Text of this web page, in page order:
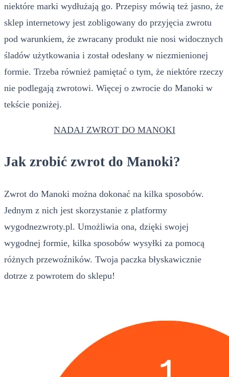
niektóre marki wydłużają go. Przepisy mówią też jasno, że
sklep internetowy jest zobligowany do przyjęcia zwrotu
pod warunkiem, że zwracany produkt nie nosi widocznych
śladów użytkowania i został odesłany w niezmienionej
formie. Trzeba również pamiętać o tym, że niektóre rzeczy
nie podlegają zwrotowi. Więcej o zwrocie do Manoki w
tekście poniżej.
NADAJ ZWROT DO MANOKI
Jak zrobić zwrot do Manoki?
Zwrot do Manoki można dokonać na kilka sposobów.
Jednym z nich jest skorzystanie z platformy
wygodnezwroty.pl. Umożliwia ona, dzięki swojej
wygodnej formie, kilka sposobów wysyłki za pomocą
różnych przewoźników. Twoja paczka błyskawicznie
dotrze z powrotem do sklepu!